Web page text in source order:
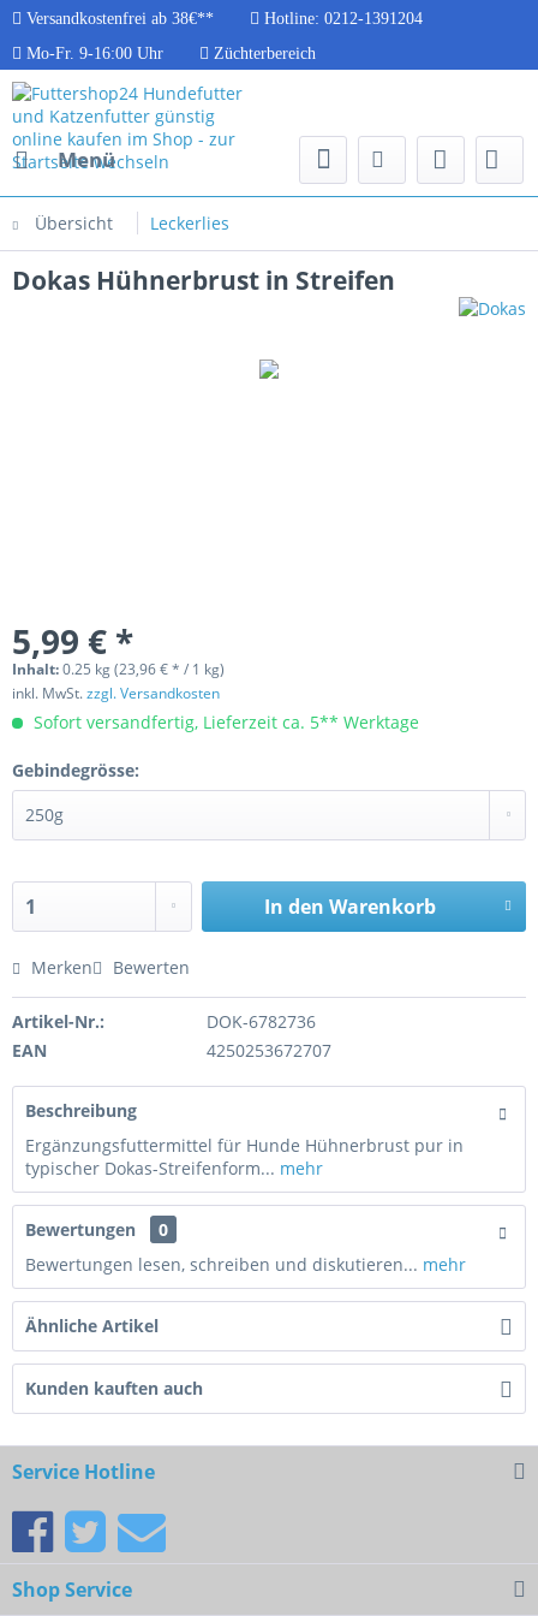
Versandkostenfrei ab 38€**
Hotline: 0212-1391204
Mo-Fr. 9-16:00 Uhr
Züchterbereich
Menü
Übersicht Leckerlies
Dokas Hühnerbrust in Streifen
5,99 € *
Inhalt:0.25 kg (23,96 € * / 1 kg)
inkl. MwSt.zzgl. Versandkosten
Sofort versandfertig, Lieferzeit ca. 5** Werktage
Gebindegrösse:
In den Warenkorb
Merken Bewerten
Artikel-Nr.:
DOK-6782736
EAN
4250253672707
Beschreibung
Ergänzungsfuttermittel für Hunde Hühnerbrust pur in
typischer Dokas-Streifenform... mehr
Bewertungen
0
Bewertungen lesen, schreiben und diskutieren... mehr
Ähnliche Artikel
Kunden kauften auch
Service Hotline
Shop Service